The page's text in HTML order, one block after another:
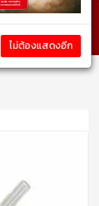
ไม่ต้องแสดงอีก